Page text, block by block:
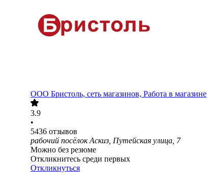
ООО Бристоль, сеть магазинов, Работа в магазине
3.9
•
5436 отзывов
рабочий посёлок Аскиз, Путейская улица, 7
Можно без резюме
Откликнитесь среди первых
Откликнуться